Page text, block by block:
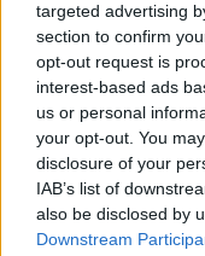
targeted advertising
section to confirm
opt-out request is
interest-based ads
us or personal
your opt-out. You
disclosure of your
IAB’s list of
also be disclosed by
Downstream
mutat be a
kiállítás